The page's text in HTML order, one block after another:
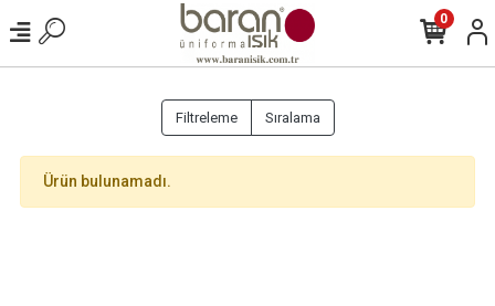
0
Filtreleme Sıralama
Ürün bulunamadı.